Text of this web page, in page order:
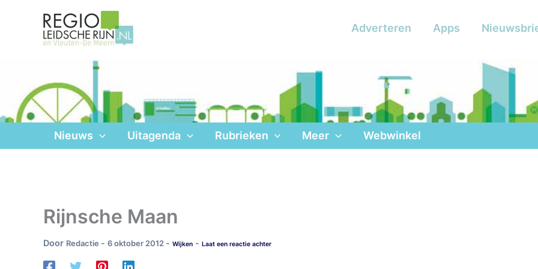
Adverteren Apps
Nieuws Uitagenda Rubrieken Meer Webwinkel
Rijnsche Maan
Door Redactie - 6 oktober 2012 - Wijken - Laat een reactie achter